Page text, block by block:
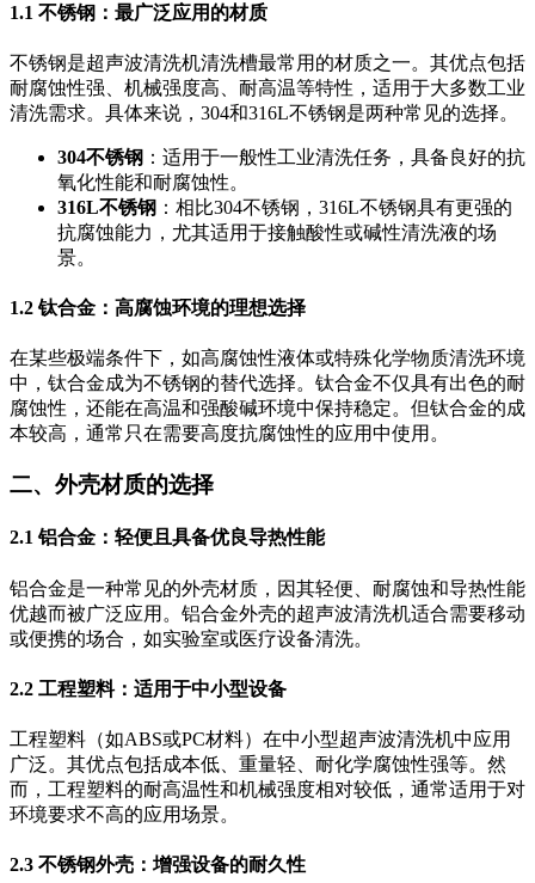
1.1 不锈钢：最广泛应用的材质
不锈钢是超声波清洗机清洗槽最常用的材质之一。其优点包括
耐腐蚀性强、机械强度高、耐高温等特性，适用于大多数工业
清洗需求。具体来说，304和316L不锈钢是两种常见的选择。
304不锈钢 ：适用于一般性工业清洗任务，具备良好的抗
氧化性能和耐腐蚀性。
316L不锈钢 ：相比304不锈钢，316L不锈钢具有更强的
抗腐蚀能力，尤其适用于接触酸性或碱性清洗液的场
景。
1.2 钛合金：高腐蚀环境的理想选择
在某些极端条件下，如高腐蚀性液体或特殊化学物质清洗环境
中，钛合金成为不锈钢的替代选择。钛合金不仅具有出色的耐
腐蚀性，还能在高温和强酸碱环境中保持稳定。但钛合金的成
本较高，通常只在需要高度抗腐蚀性的应用中使用。
二、外壳材质的选择
2.1 铝合金：轻便且具备优良导热性能
铝合金是一种常见的外壳材质，因其轻便、耐腐蚀和导热性能
优越而被广泛应用。铝合金外壳的超声波清洗机适合需要移动
或便携的场合，如实验室或医疗设备清洗。
2.2 工程塑料：适用于中小型设备
工程塑料（如ABS或PC材料）在中小型超声波清洗机中应用
广泛。其优点包括成本低、重量轻、耐化学腐蚀性强等。然
而，工程塑料的耐高温性和机械强度相对较低，通常适用于对
环境要求不高的应用场景。
2.3 不锈钢外壳：增强设备的耐久性